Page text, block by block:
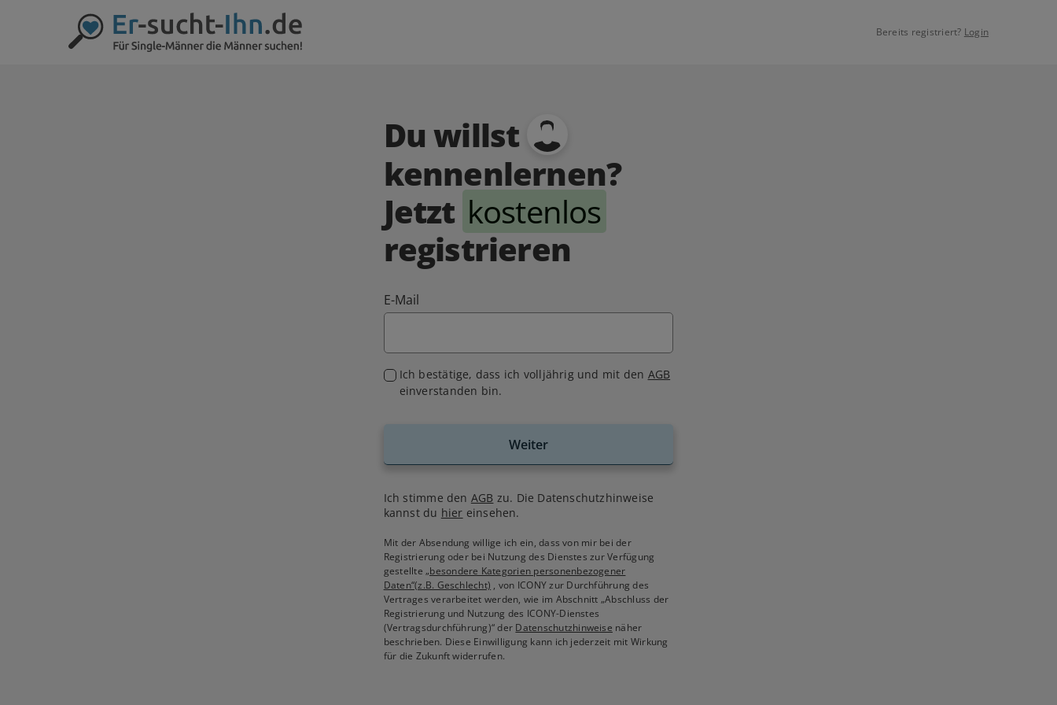
Bereits registriert? Login
Du willst
kennenlernen?
Jetzt kostenlos
registrieren
E-Mail
Ich bestätige, dass ich volljährig und mit den AGB
einverstanden bin.
Weiter
Ich stimme den AGB zu. Die Datenschutzhinweise
kannst du hier einsehen.
Mit der Absendung willige ich ein, dass von mir bei der
Registrierung oder bei Nutzung des Dienstes zur Verfügung
gestellte„besondere Kategorien personenbezogener
Daten“(z.B. Geschlecht) , von ICONY zur Durchführung des
Vertrages verarbeitet werden, wie im Abschnitt „Abschluss der
Registrierung und Nutzung des ICONY-Dienstes
(Vertragsdurchführung)“ der Datenschutzhinweise näher
beschrieben. Diese Einwilligung kann ich jederzeit mit Wirkung
für die Zukunft widerrufen.